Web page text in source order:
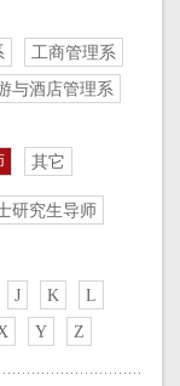
工商管理系
与酒店管理系
其它
研究生导师
J K
L
Y Z